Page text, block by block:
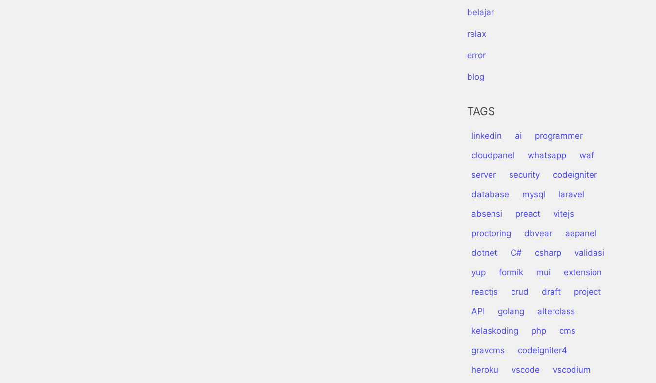
belajar
relax
error
blog
TAGS
linkedin ai
programmer
cloudpanel
whatsapp
waf
server
security
codeigniter
database
mysql
laravel
absensi
preact
vitejs
proctoring
dbvear
aapanel
dotnet
C# csharp
validasi
yup
formik mui
extension
reactjs
crud draft
project
API
golang
alterclass
kelaskoding
php
cms
gravcms
codeigniter4
heroku
vscode
vscodium